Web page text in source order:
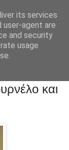
και
its services
user-agent are
and security
usage